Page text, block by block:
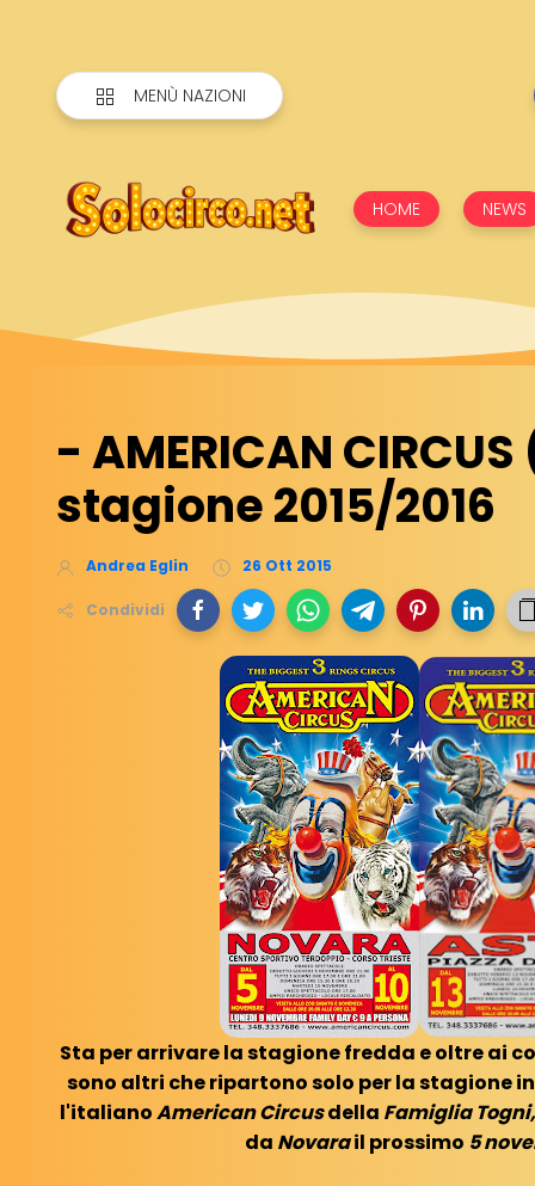
MENÙ NAZIONI
HOME NEWS
- AMERICAN
stagione 2015/2016
Andrea Eglin 26 Ott 2015
Condividi
Sta per arrivare la stagione fredda e oltre ai
sono altri che ripartono solo per la stagione
l'italianoAmerican Circusdella Famiglia
da Novarail prossimo 5